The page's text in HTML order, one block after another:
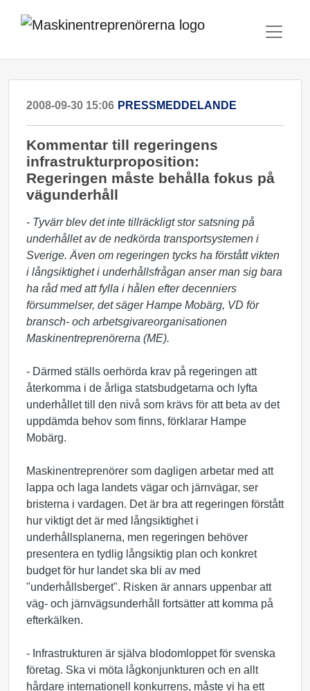
2008-09-30 15:06 PRESSMEDDELANDE
Kommentar till regeringens
infrastrukturproposition:
Regeringen måste behålla fokus på
vägunderhåll
- Tyvärr blev det inte tillräckligt stor satsning på
underhållet av de nedkörda transportsystemen i
Sverige. Även om regeringen tycks ha förstått vikten
i långsiktighet i underhållsfrågan anser man sig bara
ha råd med att fylla i hålen efter decenniers
försummelser, det säger Hampe Mobärg, VD för
bransch- och arbetsgivareorganisationen
Maskinentreprenörerna (ME).
- Därmed ställs oerhörda krav på regeringen att
återkomma i de årliga statsbudgetarna och lyfta
underhållet till den nivå som krävs för att beta av det
uppdämda behov som finns, förklarar Hampe
Mobärg.
Maskinentreprenörer som dagligen arbetar med att
lappa och laga landets vägar och järnvägar, ser
bristerna i vardagen. Det är bra att regeringen förstått
hur viktigt det är med långsiktighet i
underhållsplanerna, men regeringen behöver
presentera en tydlig långsiktig plan och konkret
budget för hur landet ska bli av med
"underhållsberget". Risken är annars uppenbar att
väg- och järnvägsunderhåll fortsätter att komma på
efterkälken.
- Infrastrukturen är själva blodomloppet för svenska
företag. Ska vi möta lågkonjunkturen och en allt
hårdare internationell konkurrens, måste vi ha ett